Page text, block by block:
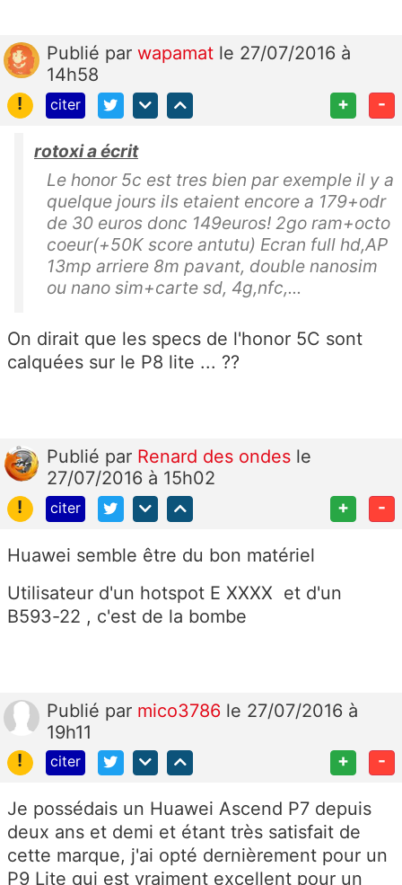
Publié par wapamat le 27/07/2016 à
14h58
!
citer + -
rotoxi a écrit
Le honor 5c est tres bien par exemple il y a
quelque jours ils etaient encore a 179+odr
de 30 euros donc 149euros! 2go ram+octo
coeur(+50K score antutu) Ecran full hd,AP
13mp arriere 8m pavant, double nanosim
ou nano sim+carte sd, 4g,nfc,...
On dirait que les specs de l'honor 5C sont
calquées sur le P8 lite ... ??
Publié par Renard des ondes le
27/07/2016 à 15h02
!
citer + -
Huawei semble être du bon matériel
Utilisateur d'un hotspot E XXXX et d'un
B593-22 , c'est de la bombe
Publié par mico3786 le 27/07/2016 à
19h11
!
citer + -
Je possédais un Huawei Ascend P7 depuis
deux ans et demi et étant très satisfait de
cette marque, j'ai opté dernièrement pour un
P9 Lite qui est vraiment excellent pour un